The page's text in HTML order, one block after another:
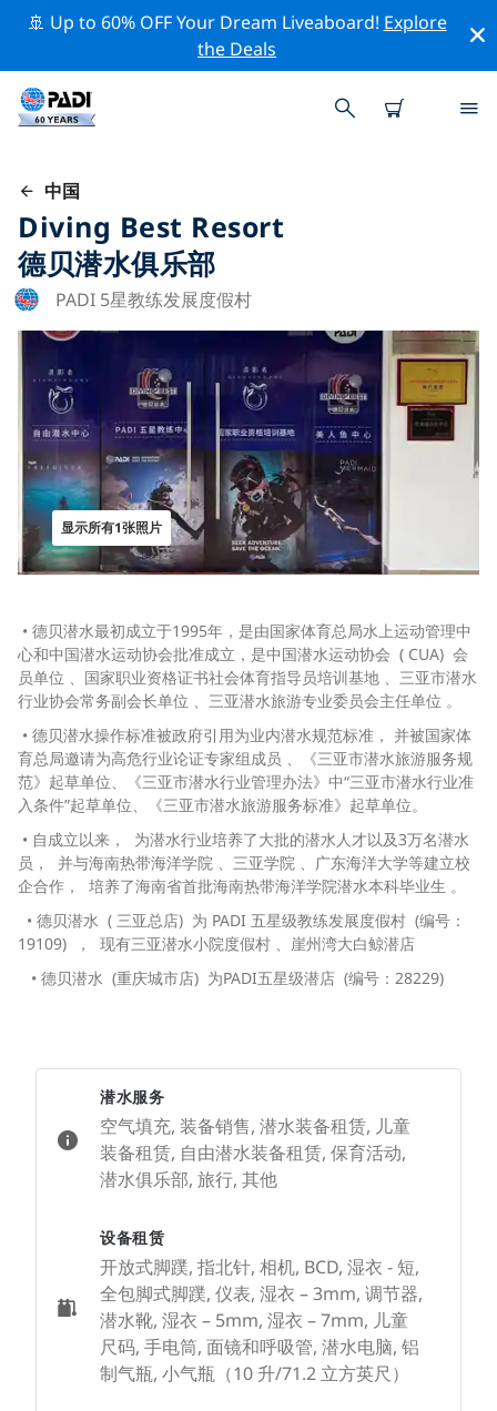
🚢 Up to 60% OFF Your Dream Liveaboard! Explore
the Deals
中国
Diving Best Resort
德贝潜水俱乐部
PADI 5星教练发展度假村
显示所有1张照片
• 德贝潜水最初成立于1995年，是由国家体育总局水上运动管理中
心和中国潜水运动协会批准成立，是中国潜水运动协会 ( CUA) 会
员单位 、国家职业资格证书社会体育指导员培训基地 、三亚市潜水
行业协会常务副会长单位 、三亚潜水旅游专业委员会主任单位 。
• 德贝潜水操作标准被政府引用为业内潜水规范标准， 并被国家体
育总局邀请为高危行业论证专家组成员 、《三亚市潜水旅游服务规
范》起草单位、《三亚市潜水行业管理办法》中“三亚市潜水行业准
入条件”起草单位、《三亚市潜水旅游服务标准》起草单位。
• 自成立以来， 为潜水行业培养了大批的潜水人才以及3万名潜水
员， 并与海南热带海洋学院 、三亚学院 、广东海洋大学等建立校
企合作， 培养了海南省首批海南热带海洋学院潜水本科毕业生 。
• 德贝潜水 ( 三亚总店) 为 PADI 五星级教练发展度假村 (编号：
19109) ， 现有三亚潜水小院度假村 、崖州湾大白鲸潜店
• 德贝潜水 (重庆城市店) 为PADI五星级潜店 (编号：28229)
潜水服务
空气填充, 装备销售, 潜水装备租赁, 儿童
装备租赁, 自由潜水装备租赁, 保育活动,
潜水俱乐部, 旅行, 其他
设备租赁
开放式脚蹼, 指北针, 相机, BCD, 湿衣 - 短,
全包脚式脚蹼, 仪表, 湿衣 – 3mm, 调节器,
潜水靴, 湿衣 – 5mm, 湿衣 – 7mm, 儿童
尺码, 手电筒, 面镜和呼吸管, 潜水电脑, 铝
制气瓶, 小气瓶（10 升/71.2 立方英尺）